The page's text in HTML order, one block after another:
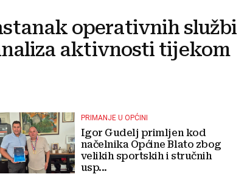
operativnih službi
aktivnosti tijekom
PRIMANJE U OPĆINI
Igor Gudelj primljen kod
načelnika Općine Blato zbog
velikih sportskih i stručnih
usp...